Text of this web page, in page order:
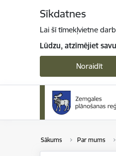
Sīkdatnes
Lai šī tīmekļvietne
Lūdzu, atzīmējiet
Noraidīt
Sākums Par mums